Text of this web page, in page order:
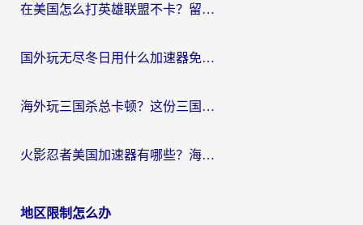
在美国怎么打英雄联盟不卡？留学生亲测的国服游戏加速全攻略
国外玩无尽冬日用什么加速器免费？海外党国服游戏加速避坑指南
海外玩三国杀总卡顿？这份三国杀游戏加速器指南帮你告别延迟烦恼
火影忍者美国加速器有哪些？海外党亲测的国服游戏加速全攻略（含菲律宾玩三国之刃守望黎明技巧）
地区限制怎么办